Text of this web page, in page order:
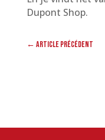
Dupont Shop.
← Article précédent